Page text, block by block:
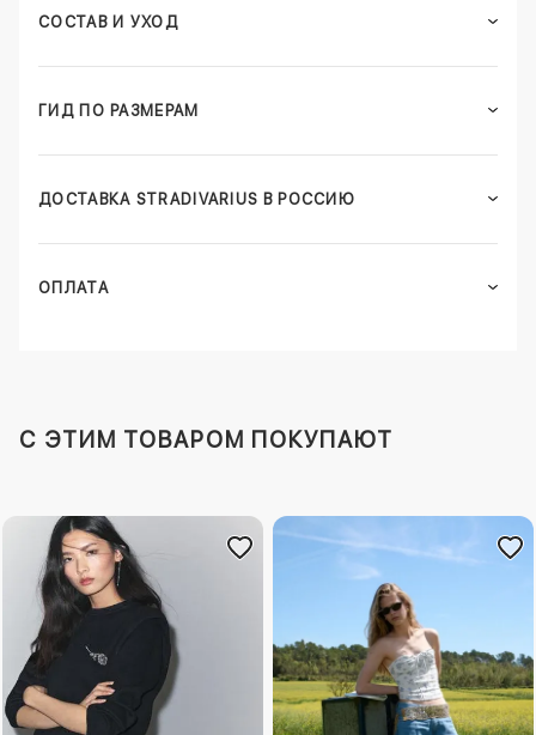
СОСТАВ И УХОД
ГИД ПО РАЗМЕРАМ
ДОСТАВКА STRADIVARIUS В РОССИЮ
ОПЛАТА
C ЭТИМ ТОВАРОМ ПОКУПАЮТ